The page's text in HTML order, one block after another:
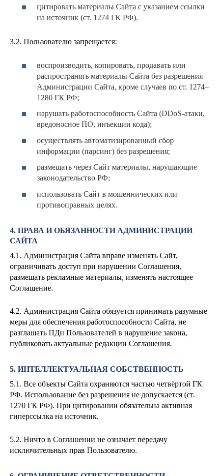
цитировать материалы Сайта с указанием ссылки
на источник (ст. 1274 ГК РФ).
3.2. Пользователю запрещается:
воспроизводить, копировать, продавать или
распространять материалы Сайта без разрешения
Администрации Сайта, кроме случаев по ст. 1274–
1280 ГК РФ;
нарушать работоспособность Сайта (DDoS-атаки,
вредоносное ПО, инъекции кода);
осуществлять автоматизированный сбор
информации (парсинг) без разрешения;
размещать через Сайт материалы, нарушающие
законодательство РФ;
использовать Сайт в мошеннических или
противоправных целях.
4. ПРАВА И ОБЯЗАННОСТИ АДМИНИСТРАЦИИ
САЙТА
4.1. Администрация Сайта вправе изменять Сайт,
ограничивать доступ при нарушении Соглашения,
размещать рекламные материалы, изменять настоящее
Соглашение.
4.2. Администрация Сайта обязуется принимать разумные
меры для обеспечения работоспособности Сайта, не
разглашать ПДн Пользователей в нарушение закона,
публиковать актуальные редакции Соглашения.
5. ИНТЕЛЛЕКТУАЛЬНАЯ СОБСТВЕННОСТЬ
5.1. Все объекты Сайта охраняются частью четвёртой ГК
РФ. Использование без разрешения не допускается (ст.
1270 ГК РФ). При цитировании обязательна активная
гиперссылка на источник.
5.2. Ничто в Соглашении не означает передачу
исключительных прав Пользователю.